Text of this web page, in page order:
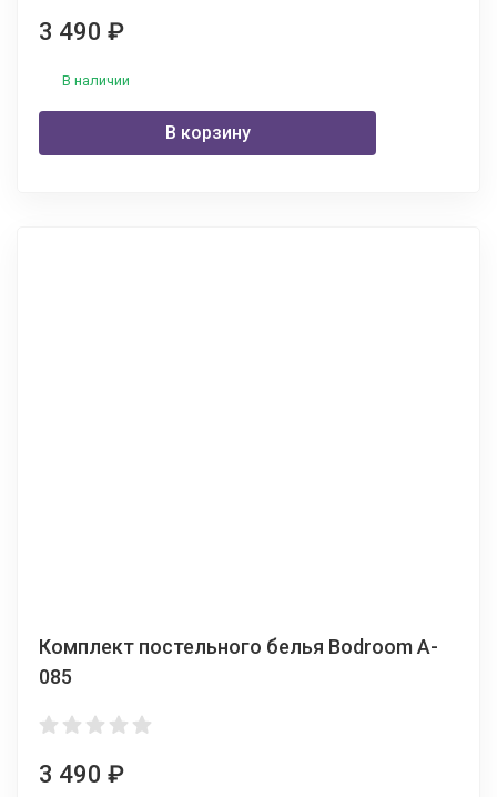
3 490 ₽
В наличии
В корзину
Комплект постельного белья Bodroom A-
085
3 490 ₽